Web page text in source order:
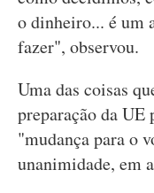
o dinheiro... é um
fazer", observou.
Uma das coisas
preparação da UE
"mudança para o
unanimidade, em